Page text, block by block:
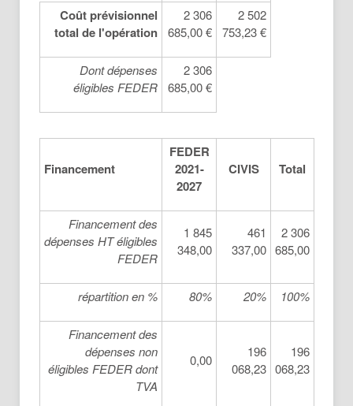
Coût prévisionnel
total de l'opération
2 306
685,00 €
2 502
753,23 €
Dont dépenses
éligibles FEDER
2 306
685,00 €
Financement
FEDER
2021-
2027
CIVIS Total
Financement des
dépenses HT éligibles
FEDER
1 845
348,00
461
337,00
2 306
685,00
répartition en % 80% 20% 100%
Financement des
dépenses non
éligibles FEDER dont
TVA
0,00
196
068,23
196
068,23